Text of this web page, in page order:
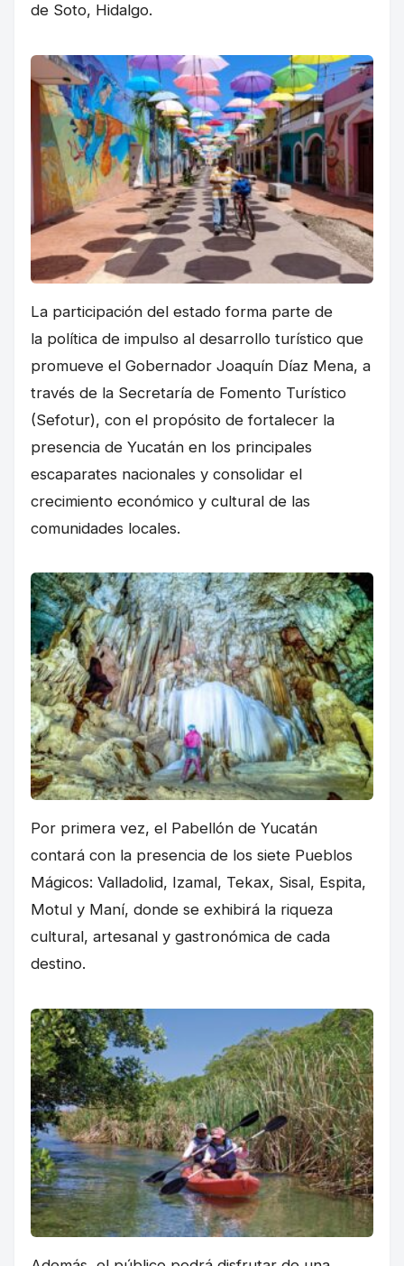
de Soto, Hidalgo.
La participación del estado forma parte de
la política de impulso al desarrollo turístico que
promueve el Gobernador Joaquín Díaz Mena, a
través de la Secretaría de Fomento Turístico
(Sefotur), con el propósito de fortalecer la
presencia de Yucatán en los principales
escaparates nacionales y consolidar el
crecimiento económico y cultural de las
comunidades locales.
Por primera vez, el Pabellón de Yucatán
contará con la presencia de los siete Pueblos
Mágicos: Valladolid, Izamal, Tekax, Sisal, Espita,
Motul y Maní, donde se exhibirá la riqueza
cultural, artesanal y gastronómica de cada
destino.